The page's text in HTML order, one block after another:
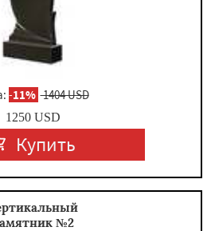
-11% 1404 USD
1250USD
Купить
№2